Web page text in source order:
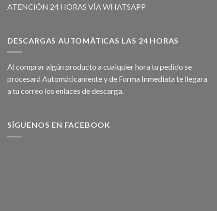
ATENCIÓN 24 HORAS VÍA WHATSAPP
DESCARGAS AUTOMÁTICAS LAS 24 HORAS
Al comprar algún producto a cualquier hora tu pedido se
procesará Automáticamente y de Forma Inmediata te llegara
a tu correo los enlaces de descarga.
SÍGUENOS EN FACEBOOK